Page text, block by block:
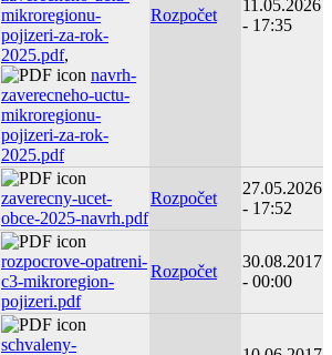
mikroregionu-
pojizeri-za-rok-
2025.pdf,
navrh-
zaverecneho-uctu-
mikroregionu-
pojizeri-za-rok-
2025.pdf
Rozpočet
11.05.2026
- 17:35
zaverecny-ucet-
obce-2025-navrh.pdf
Rozpočet
27.05.2026
- 17:52
rozpocrove-opatreni-
c3-mikroregion-
pojizeri.pdf
Rozpočet
30.08.2017
- 00:00
schvaleny-